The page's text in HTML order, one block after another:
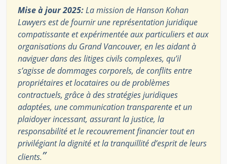
Mise à jour 2025:La mission de Hanson Kohan
Lawyers est de fournir une représentation juridique
compatissante et expérimentée aux particuliers et aux
organisations du Grand Vancouver, en les aidant à
naviguer dans des litiges civils complexes, qu’il
s’agisse de dommages corporels, de conflits entre
propriétaires et locataires ou de problèmes
contractuels, grâce à des stratégies juridiques
adaptées, une communication transparente et un
plaidoyer incessant, assurant la justice, la
responsabilité et le recouvrement financier tout en
privilégiant la dignité et la tranquillité d’esprit de leurs
clients.”